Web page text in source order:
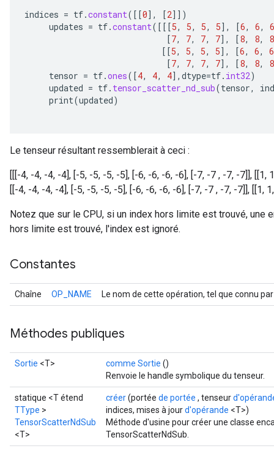
indices = tf.constant( [[0] , [2]] )
updates = tf.constant( [[[5, 5, 5, 5] , [6, 6,
6
[7, 7, 7, 7] , [8, 8,
8
[[5, 5, 5, 5] , [6, 6,
6
[7, 7, 7, 7] , [8, 8,
8
tensor = tf.ones( [4, 4, 4] , dtype=tf. int32)
updated = tf. tensor_scatter_nd_sub(tensor,
print(updated)
Le tenseur résultant ressemblerait à ceci :
[[[-4, -4, -4, -4], [-5, -5, -5, -5], [-6, -6, -6, -6], [-7, -7 , -7, -7]], [[1,
[[-4, -4, -4, -4], [-5, -5, -5, -5], [-6, -6, -6, -6], [-7, -7 , -7, -7]], [[1,
Notez que sur le CPU, si un index hors limite est trouvé, une
hors limite est trouvé, l'index est ignoré.
Constantes
Chaîne OP_NAME Le nom de cette opération, tel que connu
Méthodes publiques
Sortie <T> comme Sortie ()
Renvoie le handle symbolique du tenseur.
statique <T étend
TType >
TensorScatterNdSub
<T>
créer(portée de portée , tenseur
indices, mises à jourd'opérande <T>)
Méthode d'usine pour créer une classe
TensorScatterNdSub.